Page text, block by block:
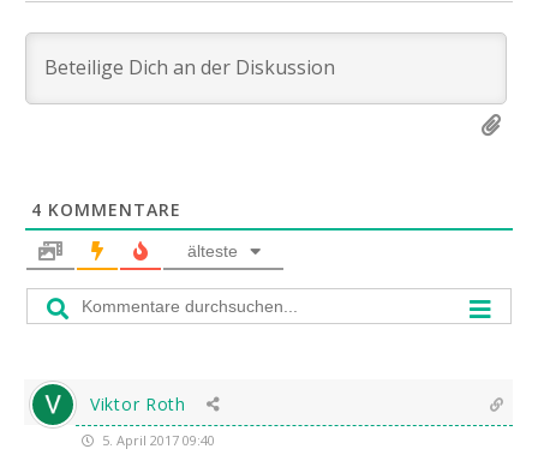
4 KOMMENTARE
älteste
Viktor Roth
5. April 2017 09:40